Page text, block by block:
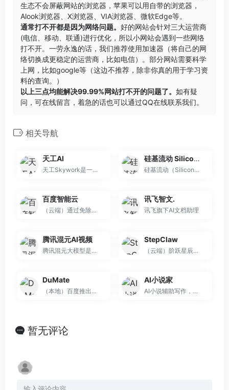
生态不会屏蔽网站的浏览器，苹果可以用自带的浏览器，
Alook浏览器
X浏览器 VIA浏览器 微软Edge等。
通常打不开都是因为网络问题。 好的网站会针对三大运营商
(电信、移动、联通)进行优化，所以小网站会遇到一些网络
打不开。一劳永逸的话，我们推荐使用加速器（将自己的网
络切换成更稳定的运营商，比如电信）。部分网站需要科学
上网，比如google等（这边不推荐，除非你真的用于学习资
料的查询。）
以上三点均能解决99.99%网站打不开的问题了。 如有疑
问，可在线留言，着急的话也可以通过QQ在线联系我们。
相关导航
天工AI
天工Skywork是一款具备超强DeepResearch能力的全新AI Office智能体，通过3个专家agent和1个通用agent，让AI深度研究，一键生成AI文档、AI PPT、AI表格，高效应对各类办公、学习场景；也支持网页html、图像、视频、有声书、绘本等多种形式的创意内容创作，激发无限
硅基流动 SiliconFlow
硅基流动（SiliconFlow）专注于提供高效能、低成本的多品类 AI 模型服务，助力开发者和企业聚焦产品创新。
百度智能云
（云端）通过免除镜像选择、服务器部署及API Key配置等繁琐环节，实现AI智能体的“即开即用”
讯飞智文.
讯飞旗下AI文档助理
腾讯混元AI视频
腾讯混元大模型是由腾讯研发的大语言模型，具备跨领域知识和自然语言理解能力，实现基于人机自然语言对话的方式，理解用户指令并执行任务，帮助用户实现人获取信息，知识和灵感。
StepClaw
（云端）阶跃星辰推出基于OpenClaw打造的云端AI助手
DuMate
（本地）百度推出的桌面级AI智能体，定位为”办公搭子”。
AI小说家
AI小说辅助写作，可写多章节、多人物、多视角长篇小说和短篇故事
暂无评论